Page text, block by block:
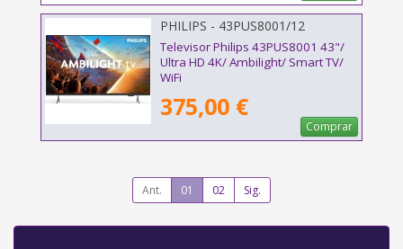
PHILIPS - 43PUS8001/12
Televisor Philips 43PUS8001 43"/
Ultra HD 4K/ Ambilight/ Smart TV/
WiFi
375,00 €
Comprar
Ant. 01 02 Sig.